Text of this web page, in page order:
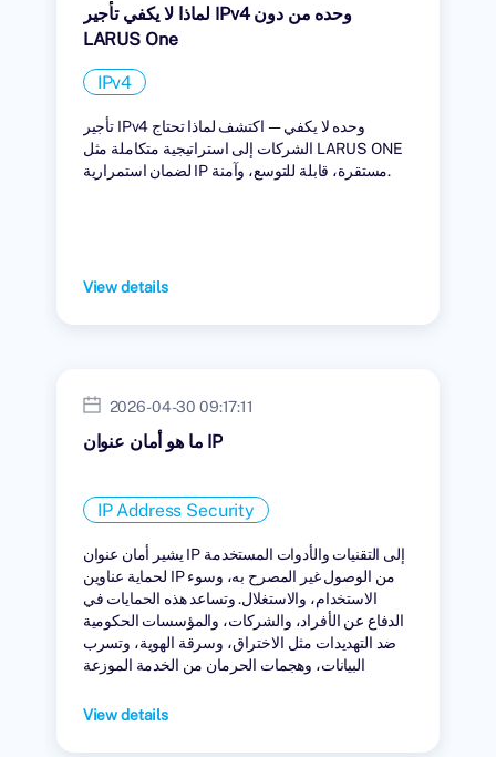
لماذا لا يكفي تأجير IPv4 وحده من دون
LARUS One
IPv4
تأجير IPv4 وحده لا يكفي — اكتشف لماذا تحتاج
الشركات إلى استراتيجية متكاملة مثل LARUS ONE
لضمان استمرارية IP مستقرة، قابلة للتوسع، وآمنة.
View details
2026-04-30 09:17:11
ما هو أمان عنوان IP
IP Address Security
يشير أمان عنوان IP إلى التقنيات والأدوات المستخدمة
لحماية عناوين IP من الوصول غير المصرح به، وسوء
الاستخدام، والاستغلال. وتساعد هذه الحمايات في
الدفاع عن الأفراد، والشركات، والمؤسسات الحكومية
ضد التهديدات مثل الاختراق، وسرقة الهوية، وتسرب
البيانات، وهجمات الحرمان من الخدمة الموزعة
View details